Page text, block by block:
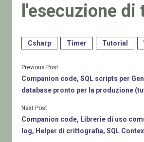
l'esecuzione di
Csharp Timer Tutorial
Previous Post
Companion code, SQL scripts per
database pronto per la produzione
Next Post
Companion code, Librerie di uso
log, Helper di crittografia, SQL